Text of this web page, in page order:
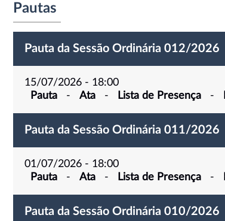
Pautas
Pauta da Sessão Ordinária 012/2026
15/07/2026 - 18:00
Pauta
- Ata - Lista de Presença -
Pauta da Sessão Ordinária 011/2026
01/07/2026 - 18:00
Pauta
- Ata - Lista de Presença -
Pauta da Sessão Ordinária 010/2026